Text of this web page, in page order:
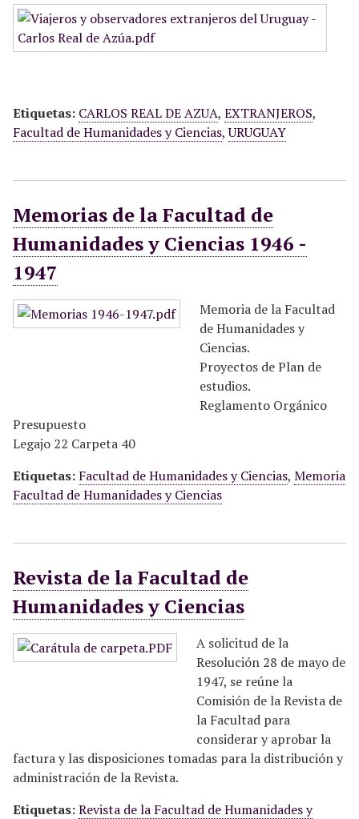
Etiquetas: CARLOS REAL DE AZUA, EXTRANJEROS,
Facultad de Humanidades y Ciencias,URUGUAY
Memorias de la Facultad de
Humanidades y Ciencias 1946 -
1947
Memoria de la Facultad
de Humanidades y
Ciencias.
Proyectos de Plan de
estudios.
Reglamento Orgánico
Presupuesto
Legajo 22 Carpeta 40
Etiquetas: Facultad de Humanidades y Ciencias, Memoria
Facultad de Humanidades y Ciencias
Revista de la Facultad de
Humanidades y Ciencias
A solicitud de la
Resolución 28 de mayo de
1947, se reúne la
Comisión de la Revista de
la Facultad para
considerar y aprobar la
factura y las disposiciones tomadas para la distribución y
administración de la Revista.
Etiquetas:Revista de la Facultad de Humanidades y